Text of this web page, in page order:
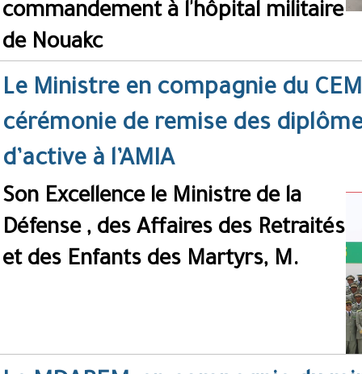
commandement à l'hôpital militaire
de Nouakc
Le Ministre en compagnie du
cérémonie de remise des
d’active à l’AMIA
Son Excellence le Ministre de la
Défense , des Affaires des Retraités
et des Enfants des Martyrs, M.